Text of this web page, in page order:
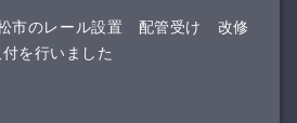
市のレール設置 配管受け 改修
を行いました